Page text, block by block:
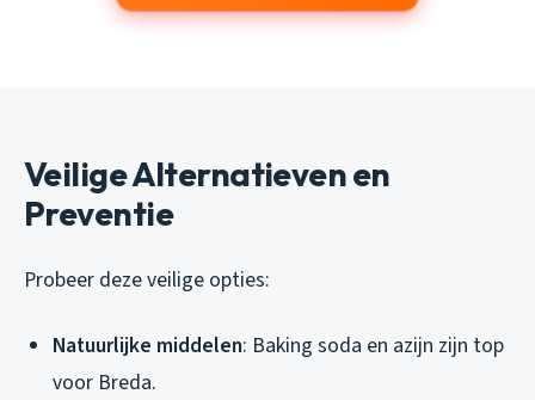
Veilige Alternatieven en
Preventie
Probeer deze veilige opties:
Natuurlijke middelen: Baking soda en azijn zijn top
voor Breda.